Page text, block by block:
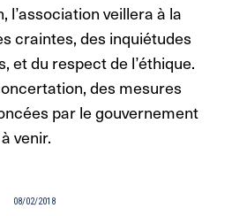
l’association veillera à la
craintes, des inquiétudes
et du respect de l’éthique.
des mesures
par le gouvernement
venir.
08/02/2018